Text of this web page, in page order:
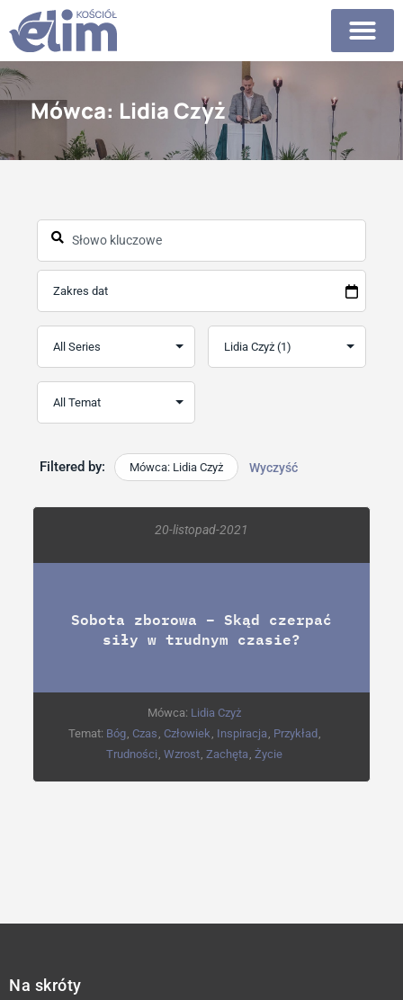
Mówca: Lidia Czyż
Filtered by: Mówca: Lidia Czyż Wyczyść
20-listopad-2021
Sobota zborowa – Skąd czerpać
siły w trudnym czasie?
Mówca: Lidia Czyż
Temat: Bóg Czas Człowiek Inspiracja Przykład
Trudności ,Wzrost ,Zachęta ,Życie
Na skróty